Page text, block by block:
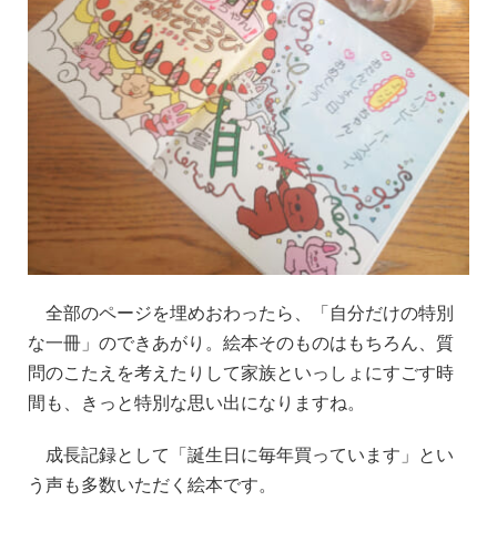
全部のページを埋めおわったら、「自分だけの特別
な一冊」のできあがり。絵本そのものはもちろん、質
問のこたえを考えたりして家族といっしょにすごす時
間も、きっと特別な思い出になりますね。
成長記録として「誕生日に毎年買っています」とい
う声も多数いただく絵本です。